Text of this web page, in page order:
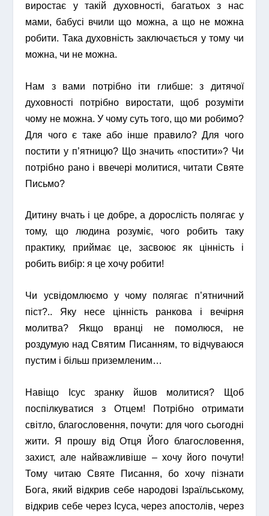
виростає у такій духовності, багатьох з нас
мами, бабусі вчили що можна, а що не можна
робити. Така духовність заключається у тому чи
можна, чи не можна.
Нам з вами потрібно іти глибше: з дитячої
духовності потрібно виростати, щоб розуміти
чому не можна. У чому суть того, що ми робимо?
Для чого є таке або інше правило? Для чого
постити у п’ятницю? Що значить «постити»? Чи
потрібно рано і ввечері молитися, читати Святе
Письмо?
Дитину вчать і це добре, а дорослість полягає у
тому, що людина розуміє, чого робить таку
практику, приймає це, засвоює як цінність і
робить вибір: я це хочу робити!
Чи усвідомлюємо у чому полягає п’ятничний
піст?.. Яку несе цінність ранкова і вечірня
молитва? Якщо вранці не помолюся, не
роздумую над Святим Писанням, то відчуваюся
пустим і більш приземленим…
Навіщо Ісус зранку йшов молитися? Щоб
поспілкуватися з Отцем! Потрібно отримати
світло, благословення, почути: для чого сьогодні
жити. Я прошу від Отця Його благословення,
захист, але найважливіше – хочу його почути!
Тому читаю Святе Писання, бо хочу пізнати
Бога, який відкрив себе народові Ізраїльському,
відкрив себе через Ісуса, через апостолів, через